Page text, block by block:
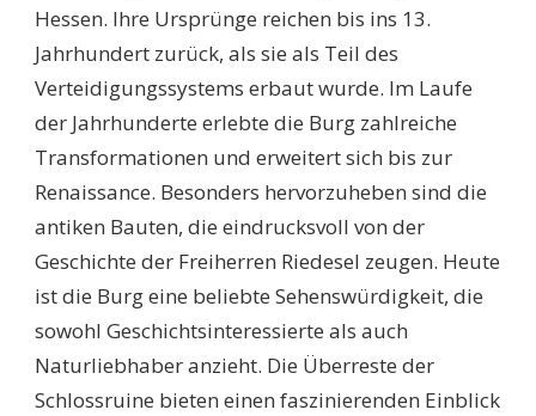
Hessen. Ihre Ursprünge reichen bis ins 13.
Jahrhundert zurück, als sie als Teil des
Verteidigungssystems erbaut wurde. Im Laufe
der Jahrhunderte erlebte die Burg zahlreiche
Transformationen und erweitert sich bis zur
Renaissance. Besonders hervorzuheben sind die
antiken Bauten, die eindrucksvoll von der
Geschichte der Freiherren Riedesel zeugen. Heute
ist die Burg eine beliebte Sehenswürdigkeit, die
sowohl Geschichtsinteressierte als auch
Naturliebhaber anzieht. Die Überreste der
Schlossruine bieten einen faszinierenden Einblick